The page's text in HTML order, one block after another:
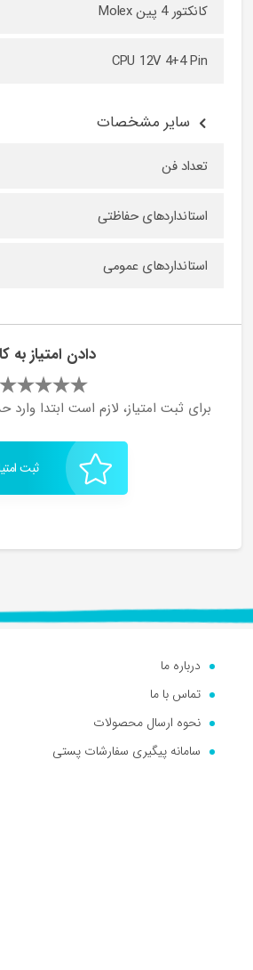
کانکتور 4 پین Molex
CPU 12V 4+4 Pin
سایر مشخصات
تعداد فن
استانداردهای حفاظتی
استانداردهای عمومی
دادن امتیاز به
برای ثبت امتیاز، لازم است ابتدا
ثبت
درباره ما
تماس با ما
نحوه ارسال محصولات
سامانه پیگیری سفارشات پستی